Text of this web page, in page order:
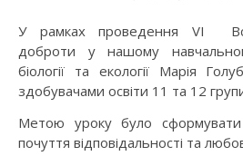
У рамках проведення VI Всеукраїнського уроку
доброти у нашому
біології та екології Марія
здобувачами освіти 11 та 12
Метою уроку було сформувати
почуття відповідальності та